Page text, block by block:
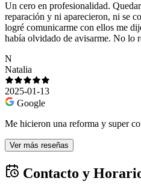
Un cero en profesionalidad.
reparación y ni aparecieron, ni se
logré comunicarme con ellos me
había olvidado de avisarme. No lo
N
Natalia
2025-01-13
Google
Me hicieron una reforma y super
Ver más reseñas
Contacto y